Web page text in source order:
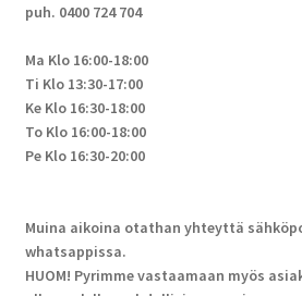
puh. 0400 724 704
Ma Klo 16:00-18:00
Ti Klo 13:30-17:00
Ke Klo 16:30-18:00
To Klo 16:00-18:00
Pe Klo 16:30-20:00
Muina aikoina otathan yhteyttä
whatsappissa.
HUOM! Pyrimme vastaamaan myös